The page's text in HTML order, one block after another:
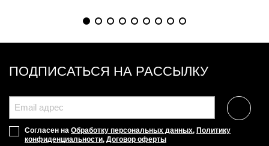
ПОДПИСАТЬСЯ НА РАССЫЛКУ
Согласен на Обработку персональных данных, Политику
конфиденциальности, Договор оферты